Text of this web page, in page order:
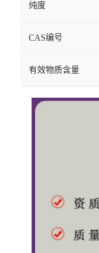
纯度
CAS编号
有效物质含量